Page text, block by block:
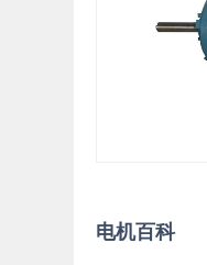
电机百科